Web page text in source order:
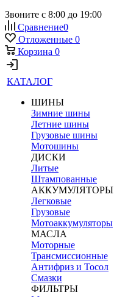
Звоните с 8:00 до 19:00
Сравнение0
Отложенные 0
Корзина 0
КАТАЛОГ
ШИНЫ
Зимние шины
Летние шины
Грузовые шины
Мотошины
ДИСКИ
Литые
Штампованные
АККУМУЛЯТОРЫ
Легковые
Грузовые
Мотоаккумуляторы
МАСЛА
Моторные
Трансмиссионные
Антифриз и Тосол
Смазки
ФИЛЬТРЫ